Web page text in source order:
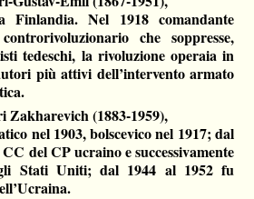
Finlandia. Nel 1918 comandante
che soppresse,
tedeschi, la rivoluzione operaia in
più attivi dell’intervento armato
(1883-1959),
nel 1903, bolscevico nel 1917; dal
del CP ucraino e successivamente
Stati Uniti; dal 1944 al 1952 fu